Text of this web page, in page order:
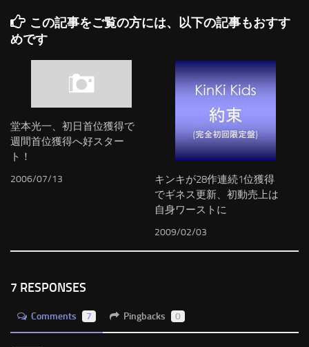
この記事をご覧の方には、以下の記事もおすす
めです
堂本光一、初日首位獲得で
週間首位獲得へ好スター
ト！
2006/07/13
キンキが28作連続1位獲得
でギネス更新、初動売上は
自身ワーストに
2009/02/03
7 RESPONSES
Comments 7 Pingbacks 0